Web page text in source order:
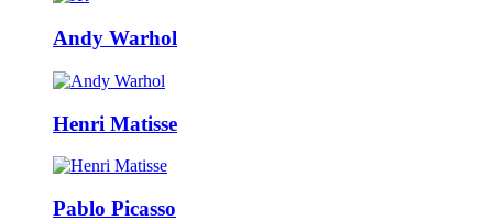
Andy Warhol
Henri Matisse
Pablo Picasso